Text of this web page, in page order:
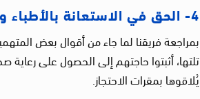
4- الحق في الاستعانة بالأطباء والرعاية الصحية بمقار الاحتجاز:
بمراجعة فريقنا لما جاء من أقوال بعض
تلتها، أثبتوا حاجتهم إلى الحصول على
يُلاقوها بمقرات الاحتجاز.